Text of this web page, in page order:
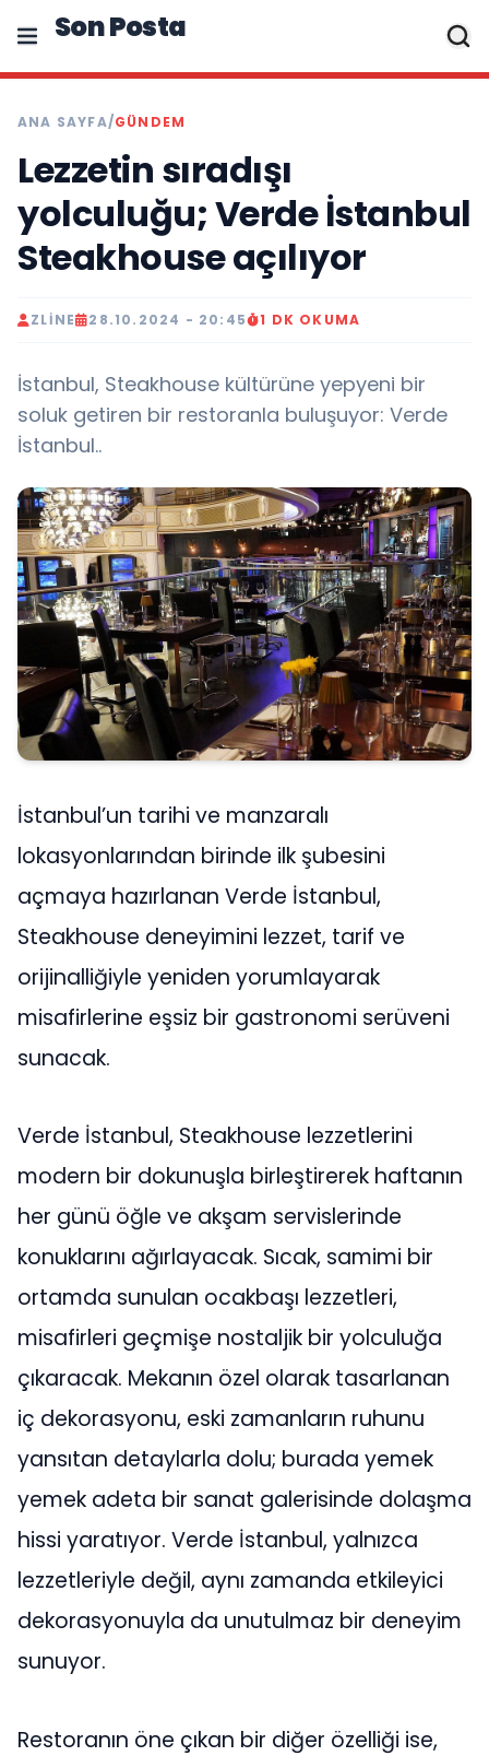
Son Posta
ANA SAYFA/GÜNDEM
Lezzetin sıradışı
yolculuğu; Verde İstanbul
Steakhouse açılıyor
ZLINE 28.10.2024 - 20:45 1 DK OKUMA
İstanbul, Steakhouse kültürüne yepyeni bir
soluk getiren bir restoranla buluşuyor: Verde
İstanbul..
İstanbul’un tarihi ve manzaralı
lokasyonlarından birinde ilk şubesini
açmaya hazırlanan Verde İstanbul,
Steakhouse deneyimini lezzet, tarif ve
orijinalliğiyle yeniden yorumlayarak
misafirlerine eşsiz bir gastronomi serüveni
sunacak.
Verde İstanbul, Steakhouse lezzetlerini
modern bir dokunuşla birleştirerek haftanın
her günü öğle ve akşam servislerinde
konuklarını ağırlayacak. Sıcak, samimi bir
ortamda sunulan ocakbaşı lezzetleri,
misafirleri geçmişe nostaljik bir yolculuğa
çıkaracak. Mekanın özel olarak tasarlanan
iç dekorasyonu, eski zamanların ruhunu
yansıtan detaylarla dolu; burada yemek
yemek adeta bir sanat galerisinde dolaşma
hissi yaratıyor. Verde İstanbul, yalnızca
lezzetleriyle değil, aynı zamanda etkileyici
dekorasyonuyla da unutulmaz bir deneyim
sunuyor.
Restoranın öne çıkan bir diğer özelliği ise,